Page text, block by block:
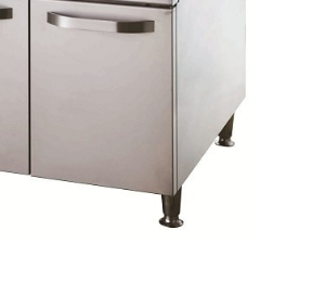
低溫烹調機